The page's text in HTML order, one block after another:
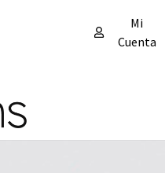
Mi
Cuenta